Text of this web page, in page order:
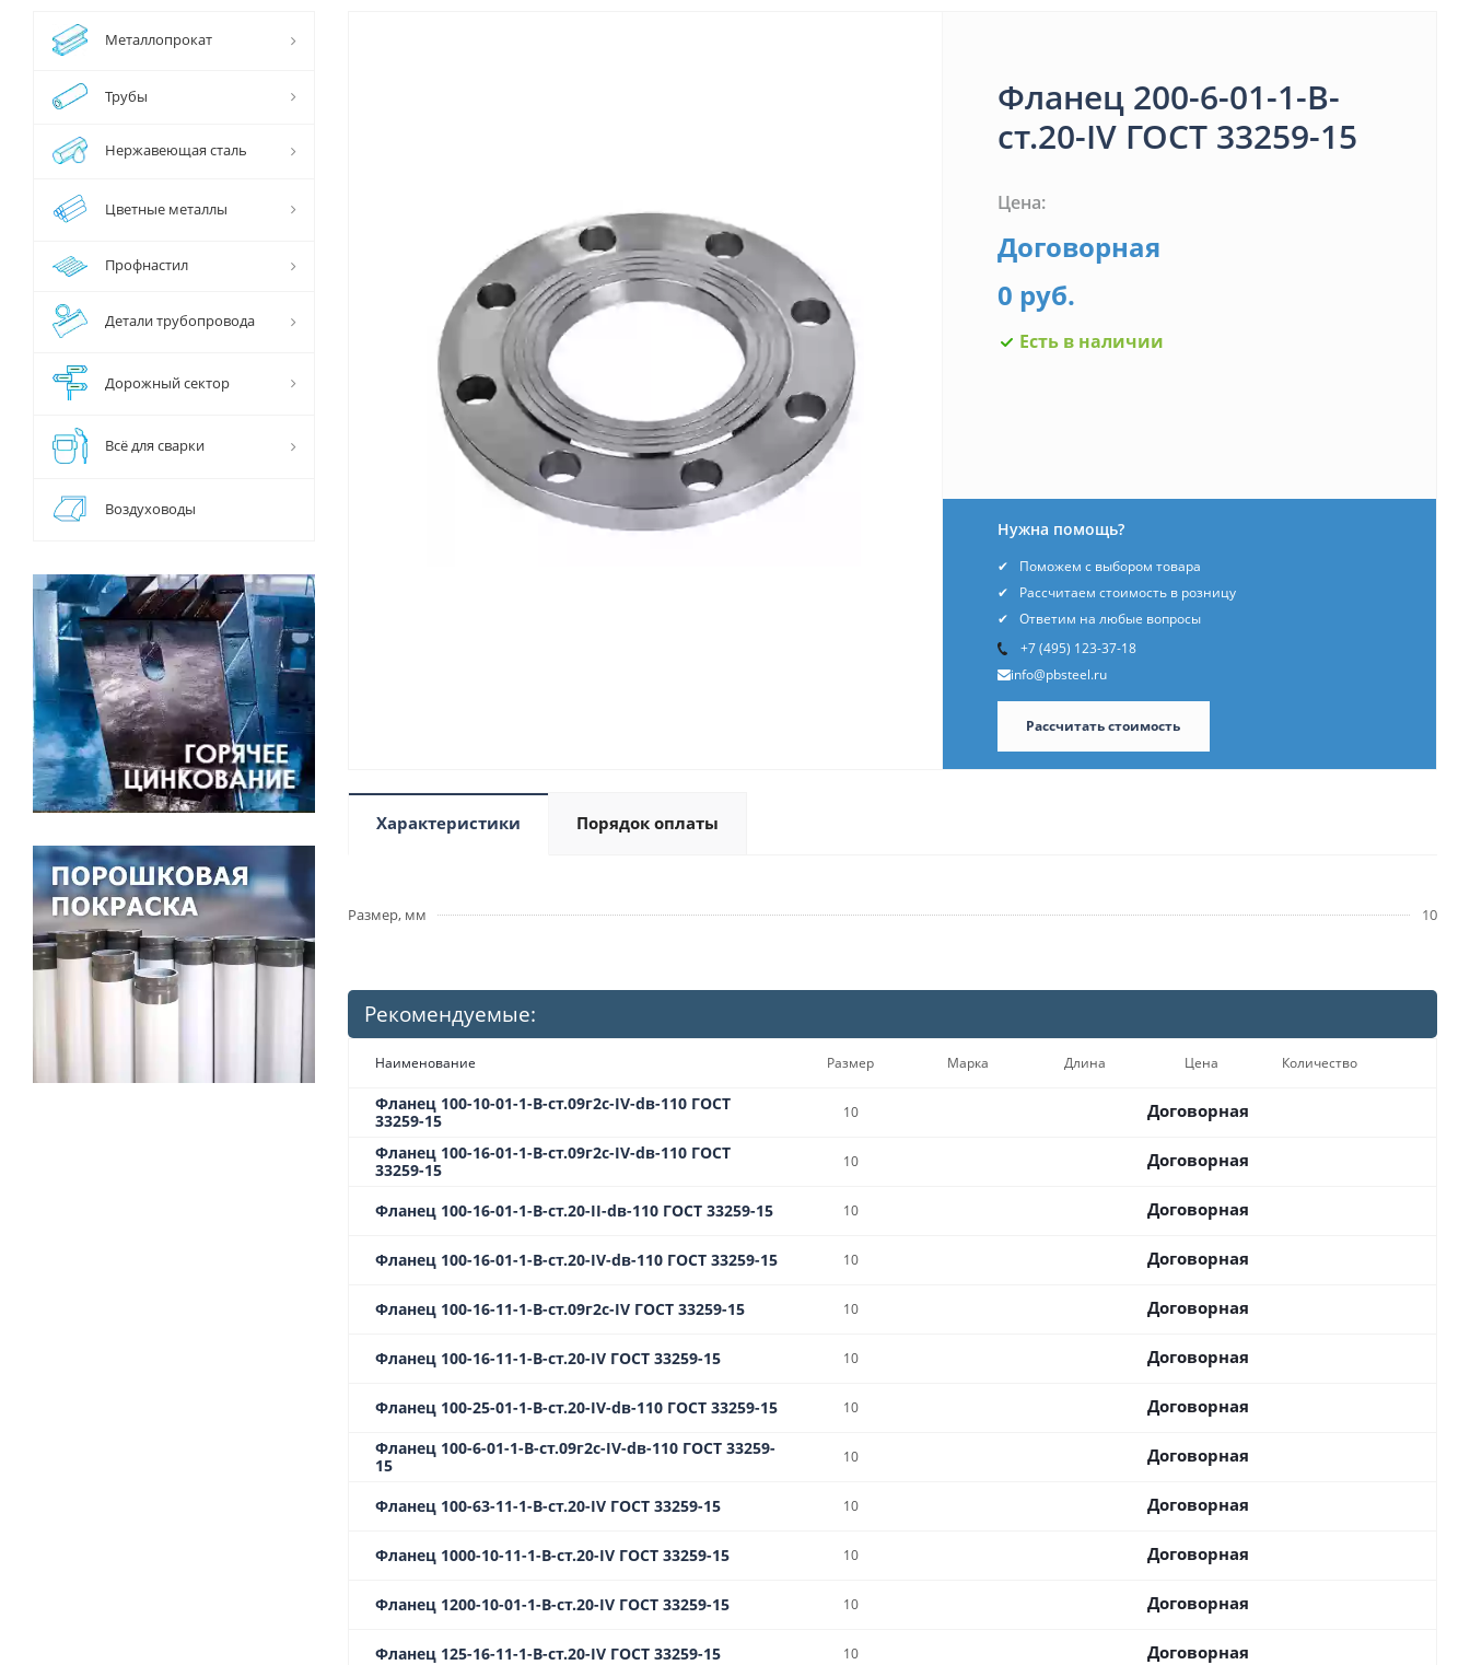
Фланец 200-6-01-1-B-
ст.20-IV ГОСТ 33259-15
Цена:
Договорная
0 руб.
Есть в наличии
Нужна помощь?
Поможем с выбором товара
Рассчитаем стоимость в розницу
Ответим на любые вопросы
+7 (495) 123-37-18
info@pbsteel.ru
Рассчитать стоимость
Характеристики Порядок оплаты
Размер, мм 10
Рекомендуемые:
Наименование Размер Марка Длина Цена Количество
Фланец 100-10-01-1-B-ст.09г2с-IV-dв-110 ГОСТ
33259-15
10 Договорная
Фланец 100-16-01-1-B-ст.09г2с-IV-dв-110 ГОСТ
33259-15
10 Договорная
Фланец 100-16-01-1-B-ст.20-II-dв-110 ГОСТ 33259-15 10 Договорная
Фланец 100-16-01-1-B-ст.20-IV-dв-110 ГОСТ 33259-15 10 Договорная
Фланец 100-16-11-1-B-ст.09г2с-IV ГОСТ 33259-15 10 Договорная
Фланец 100-16-11-1-B-ст.20-IV ГОСТ 33259-15 10 Договорная
Фланец 100-25-01-1-B-ст.20-IV-dв-110 ГОСТ 33259-15 10 Договорная
Фланец 100-6-01-1-B-ст.09г2с-IV-dв-110 ГОСТ 33259-
15
10 Договорная
Фланец 100-63-11-1-B-ст.20-IV ГОСТ 33259-15 10 Договорная
Фланец 1000-10-11-1-В-ст.20-IV ГОСТ 33259-15 10 Договорная
Фланец 1200-10-01-1-B-ст.20-IV ГОСТ 33259-15 10 Договорная
Фланец 125-16-11-1-B-ст.20-IV ГОСТ 33259-15 10 Договорная
Металлопрокат
Трубы
Нержавеющая сталь
Цветные металлы
Профнастил
Детали трубопровода
Дорожный сектор
Всё для сварки
Воздуховоды